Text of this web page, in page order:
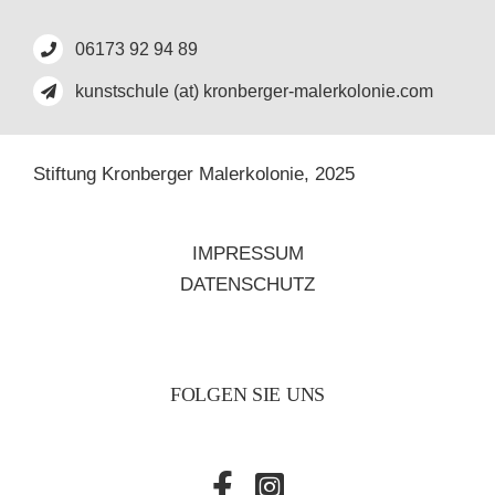
06173 92 94 89
kunstschule (at) kronberger-malerkolonie.com
Stiftung Kronberger Malerkolonie, 2025
IMPRESSUM
DATENSCHUTZ
FOLGEN SIE UNS